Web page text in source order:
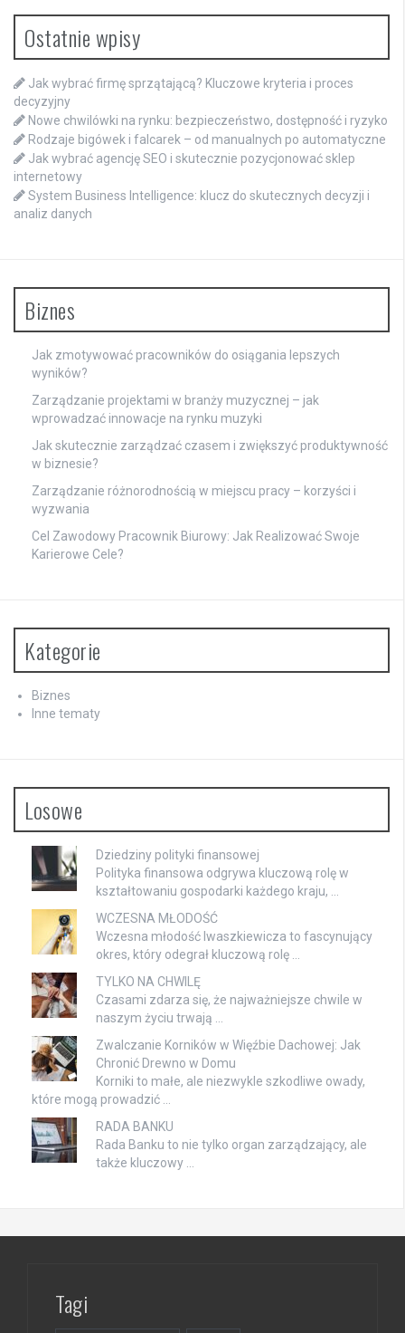
Ostatnie wpisy
Jak wybrać firmę sprzątającą? Kluczowe kryteria i proces
decyzyjny
Nowe chwilówki na rynku: bezpieczeństwo, dostępność i ryzyko
Rodzaje bigówek i falcarek – od manualnych po automatyczne
Jak wybrać agencję SEO i skutecznie pozycjonować sklep
internetowy
System Business Intelligence: klucz do skutecznych decyzji i
analiz danych
Biznes
Jak zmotywować pracowników do osiągania lepszych
wyników?
Zarządzanie projektami w branży muzycznej – jak
wprowadzać innowacje na rynku muzyki
Jak skutecznie zarządzać czasem i zwiększyć produktywność
w biznesie?
Zarządzanie różnorodnością w miejscu pracy – korzyści i
wyzwania
Cel Zawodowy Pracownik Biurowy: Jak Realizować Swoje
Karierowe Cele?
Kategorie
Biznes
Inne tematy
Losowe
Dziedziny polityki finansowej
Polityka finansowa odgrywa kluczową rolę w
kształtowaniu gospodarki każdego kraju, …
WCZESNA MŁODOŚĆ
Wczesna młodość Iwaszkiewicza to fascynujący
okres, który odegrał kluczową rolę …
TYLKO NA CHWILĘ
Czasami zdarza się, że najważniejsze chwile w
naszym życiu trwają …
Zwalczanie Korników w Więźbie Dachowej: Jak
Chronić Drewno w Domu
Korniki to małe, ale niezwykle szkodliwe owady,
które mogą prowadzić …
RADA BANKU
Rada Banku to nie tylko organ zarządzający, ale
także kluczowy …
Tagi